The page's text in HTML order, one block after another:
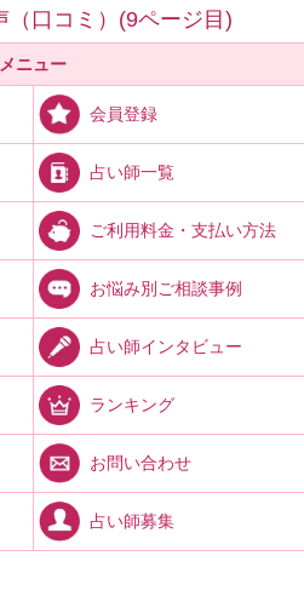
（口コミ）(9ページ目)
メニュー
会員登録
占い師一覧
ご利用料金・支払い方法
お悩み別ご相談事例
占い師インタビュー
ランキング
お問い合わせ
占い師募集